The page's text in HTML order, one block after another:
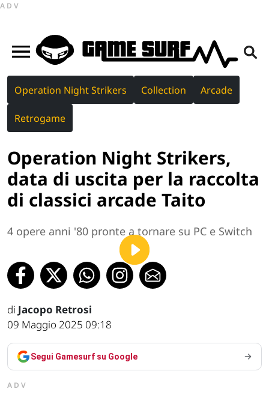
ADV
Operation Night Strikers Collection Arcade
Retrogame
Operation Night Strikers,
data di uscita per la raccolta
di classici arcade Taito
4 opere anni '80 pronte a tornare su PC e Switch
di Jacopo Retrosi
09 Maggio 2025 09:18
Segui Gamesurf su Google
ADV